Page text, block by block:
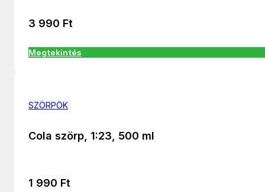
3 990 Ft
Megtekintés
SZÖRPÖK
Cola szörp, 1:23, 500 ml
1 990 Ft